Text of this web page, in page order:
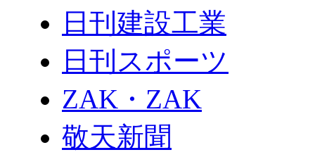
日刊建設工業
日刊スポーツ
ZAK・ZAK
敬天新聞